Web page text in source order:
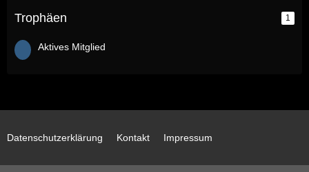
Trophäen 1
Aktives Mitglied
Datenschutzerklärung Kontakt Impressum